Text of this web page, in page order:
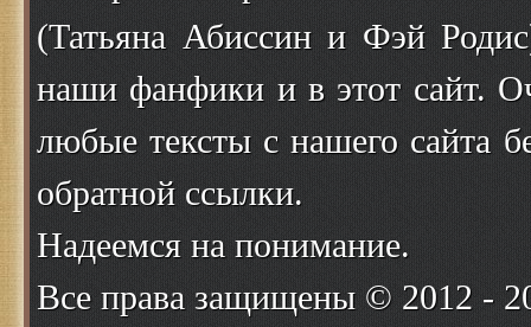
(Татьяна Абиссин и Фэй
наши фанфики и в этот сайт.
любые тексты с нашего сайта
обратной ссылки.
Надеемся на понимание.
Все права защищены © 2012 -